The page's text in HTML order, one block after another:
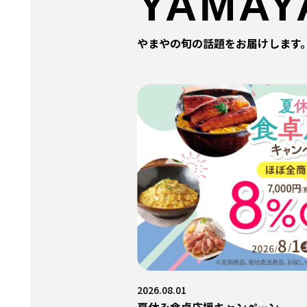
やまやの旬の話題をお届けします
2026.08.01